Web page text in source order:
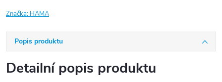
Značka: HAMA
Popis produktu
Detailní popis produktu